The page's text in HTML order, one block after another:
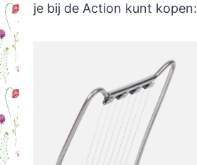
je bij de Action kunt kopen: